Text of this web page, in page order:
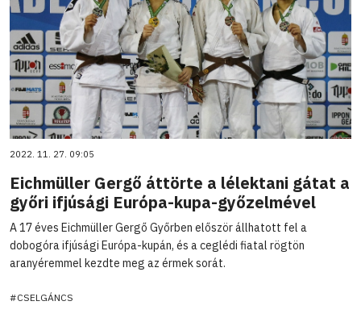
2022. 11. 27. 09:05
Eichmüller Gergő áttörte a lélektani gátat a
győri ifjúsági Európa-kupa-győzelmével
A 17 éves Eichmüller Gergő Győrben először állhatott fel a
dobogóra ifjúsági Európa-kupán, és a ceglédi fiatal rögtön
aranyéremmel kezdte meg az érmek sorát.
#CSELGÁNCS